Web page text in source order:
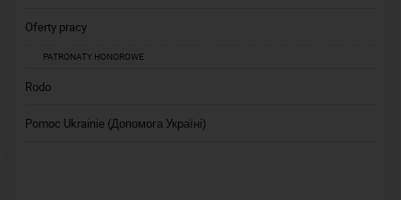
Oferty pracy
PATRONATY HONOROWE
Rodo
Pomoc Ukrainie (Допомога Україні)